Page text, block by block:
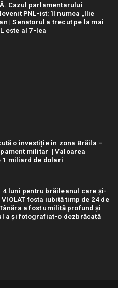
Cazul parlamentarului
PNL-ist: îl numea „Ilie
| Senatorul a trecut pe la mai
este al 7-lea
o investiție în zona Brăila –
militar | Valoarea
miliard de dolari
4 luni pentru brăileanul care și-
VIOLAT fosta iubită timp de 24 de
a fost umilită profund și
a și fotografiat-o dezbrăcată